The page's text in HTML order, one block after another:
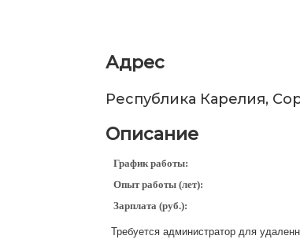
Адрес
Республика Карелия,
Описание
График работы:
Опыт работы (лет):
Зарплата (руб.):
Требуется администратор для